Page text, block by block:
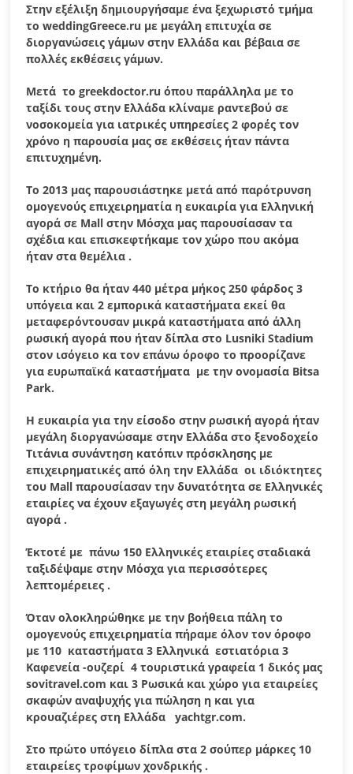
Στην εξέλιξη δημιουργήσαμε ένα ξεχωριστό τμήμα
τοweddingGreece.ru με μεγάλη επιτυχία σε
διοργανώσεις γάμων στην Ελλάδα και βέβαια σε
πολλές εκθέσεις γάμων.
Μετά τοgreekdoctor.ru όπου παράλληλα με το
ταξίδι τους στην Ελλάδα κλίναμε ραντεβού σε
νοσοκομεία για ιατρικές υπηρεσίες 2 φορές τον
χρόνο η παρουσία μας σε εκθέσεις ήταν πάντα
επιτυχημένη.
Το 2013 μας παρουσιάστηκε μετά από παρότρυνση
ομογενούς επιχειρηματία η ευκαιρία για Ελληνική
αγορά σε Mall στην Μόσχα μας παρουσίασαν τα
σχέδια και επισκεφτήκαμε τον χώρο που ακόμα
ήταν στα θεμέλια .
Το κτήριο θα ήταν 440 μέτρα μήκος 250 φάρδος 3
υπόγεια και 2 εμπορικά καταστήματα εκεί θα
μεταφερόντουσαν μικρά καταστήματα από άλλη
ρωσική αγορά που ήταν δίπλα στο Lusniki Stadium
στον ισόγειο κα τον επάνω όροφο το προορίζανε
για ευρωπαϊκά καταστήματα με την ονομασία Bitsa
Park.
Η ευκαιρία για την είσοδο στην ρωσική αγορά ήταν
μεγάλη διοργανώσαμε στην Ελλάδα στο ξενοδοχείο
Τιτάνια συνάντηση κατόπιν πρόσκλησης με
επιχειρηματικές από όλη την Ελλάδα οι ιδιόκτητες
του Mall παρουσίασαν την δυνατότητα σε Ελληνικές
εταιρίες να έχουν εξαγωγές στη μεγάλη ρωσική
αγορά .
Έκτοτέ με πάνω 150 Ελληνικές εταιρίες σταδιακά
ταξιδέψαμε στην Μόσχα για περισσότερες
λεπτομέρειες .
Όταν ολοκληρώθηκε με την βοήθεια πάλη το
ομογενούς επιχειρηματία πήραμε όλον τον όροφο
με 110 καταστήματα 3 Ελληνικά εστιατόρια 3
Καφενεία -ουζερί 4 τουριστικά γραφεία 1 δικός μας
sovitravel.com και 3 Ρωσικά και χώρο για εταιρείες
σκαφών αναψυχής για πώληση η και για
κρουαζιέρες στη Ελλάδαyachtgr.com.
Στο πρώτο υπόγειο δίπλα στα 2 σούπερ μάρκες 10
εταιρείες τροφίμων χονδρικής .